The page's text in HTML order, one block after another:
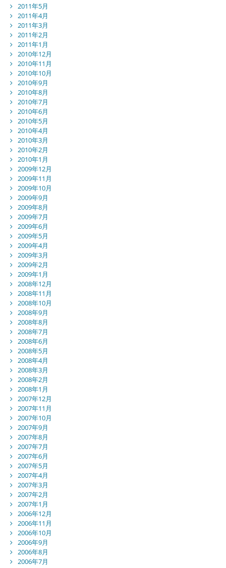
2011年5月
2011年4月
2011年3月
2011年2月
2011年1月
2010年12月
2010年11月
2010年10月
2010年9月
2010年8月
2010年7月
2010年6月
2010年5月
2010年4月
2010年3月
2010年2月
2010年1月
2009年12月
2009年11月
2009年10月
2009年9月
2009年8月
2009年7月
2009年6月
2009年5月
2009年4月
2009年3月
2009年2月
2009年1月
2008年12月
2008年11月
2008年10月
2008年9月
2008年8月
2008年7月
2008年6月
2008年5月
2008年4月
2008年3月
2008年2月
2008年1月
2007年12月
2007年11月
2007年10月
2007年9月
2007年8月
2007年7月
2007年6月
2007年5月
2007年4月
2007年3月
2007年2月
2007年1月
2006年12月
2006年11月
2006年10月
2006年9月
2006年8月
2006年7月